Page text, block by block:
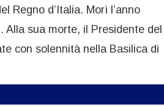
Regno d’Italia. Morì l’anno
sua morte, il Presidente del
con solennità nella Basilica di